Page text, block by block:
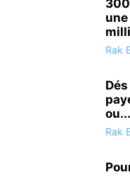
Rak
ou...
Rak